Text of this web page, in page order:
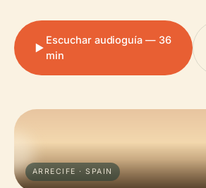
Escuchar audioguía — 36
min
ARRECIFE · SPAIN